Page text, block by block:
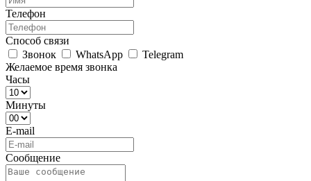
Телефон
Способ связи
Звонок
WhatsApp
Telegram
Желаемое время звонка
Часы
Минуты
E-mail
Сообщение